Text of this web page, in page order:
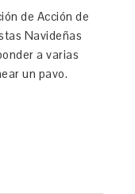
de Acción de
Navideñas
a varias
un pavo.